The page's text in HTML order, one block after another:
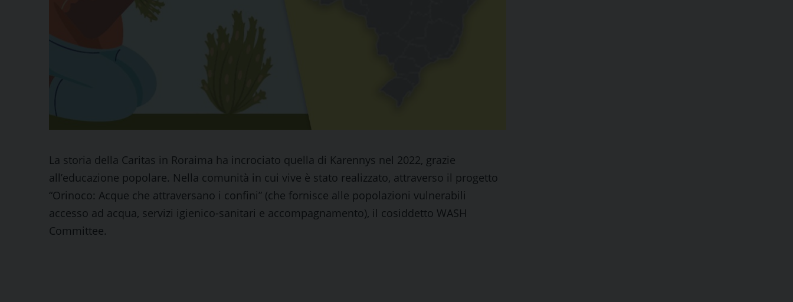
La storia della Caritas in Roraima ha incrociato quella di Karennys nel 2022, grazie
all’educazione popolare. Nella comunità in cui vive è stato realizzato, attraverso il progetto
“Orinoco: Acque che attraversano i confini” (che fornisce alle popolazioni vulnerabili
accesso ad acqua, servizi igienico-sanitari e accompagnamento), il cosiddetto WASH
Committee.